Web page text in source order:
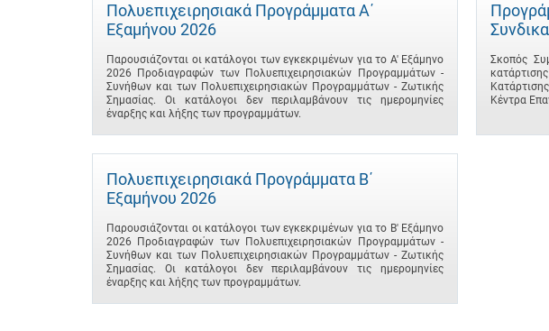
Πολυεπιχειρησιακά Προγράμματα A΄
Εξαμήνου 2026
Παρουσιάζονται οι κατάλογοι των εγκεκριμένων για το A' Εξάμηνο
2026 Προδιαγραφών των Πολυεπιχειρησιακών Προγραμμάτων -
Συνήθων και των Πολυεπιχειρησιακών Προγραμμάτων - Ζωτικής
Σημασίας. Οι κατάλογοι δεν περιλαμβάνουν τις ημερομηνίες
έναρξης και λήξης των προγραμμάτων.
Σκοπός
Κέντρα
Πολυεπιχειρησιακά Προγράμματα B΄
Εξαμήνου 2026
Παρουσιάζονται οι κατάλογοι των εγκεκριμένων για το B' Εξάμηνο
2026 Προδιαγραφών των Πολυεπιχειρησιακών Προγραμμάτων -
Συνήθων και των Πολυεπιχειρησιακών Προγραμμάτων - Ζωτικής
Σημασίας. Οι κατάλογοι δεν περιλαμβάνουν τις ημερομηνίες
έναρξης και λήξης των προγραμμάτων.